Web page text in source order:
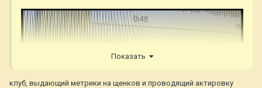
Показать
клуб, выдающий метрики на щенков и проводящий актировку